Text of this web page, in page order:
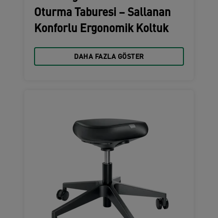
Oturma Taburesi – Sallanan
Konforlu Ergonomik Koltuk
DAHA FAZLA GÖSTER